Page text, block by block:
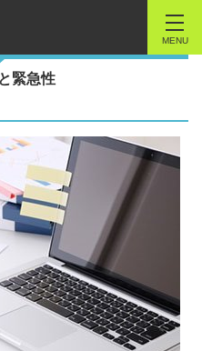
MENU
緊急性